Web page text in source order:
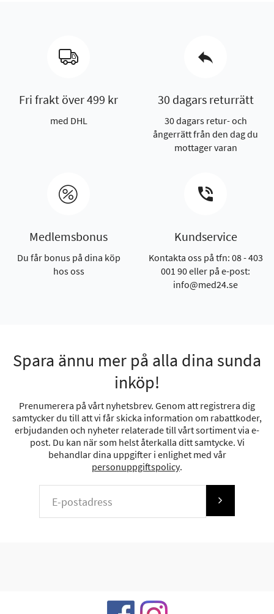
Fri frakt över 499 kr
med DHL
30 dagars returrätt
30 dagars retur- och
ångerrätt från den dag du
mottager varan
Medlemsbonus
Du får bonus på dina köp
hos oss
Kundservice
Kontakta oss på tfn: 08 - 403
001 90 eller på e-post:
info@med24.se
Spara ännu mer på alla dina sunda
inköp!
Prenumerera på vårt nyhetsbrev. Genom att registrera dig
samtycker du till att vi får skicka information om rabattkoder,
erbjudanden och nyheter relaterade till vårt sortiment via e-
post. Du kan när som helst återkalla ditt samtycke. Vi
behandlar dina uppgifter i enlighet med vår
personuppgiftspolicy.